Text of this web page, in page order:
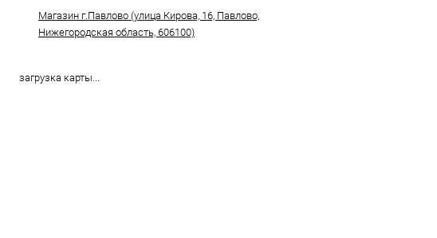
Магазин г.Павлово (улица Кирова, 16, Павлово,
Нижегородская область, 606100)
загрузка карты...